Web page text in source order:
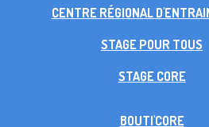
CENTRE RÉGIONAL
STAGE POUR TOUS
STAGE CORE
BOUTI'CORE